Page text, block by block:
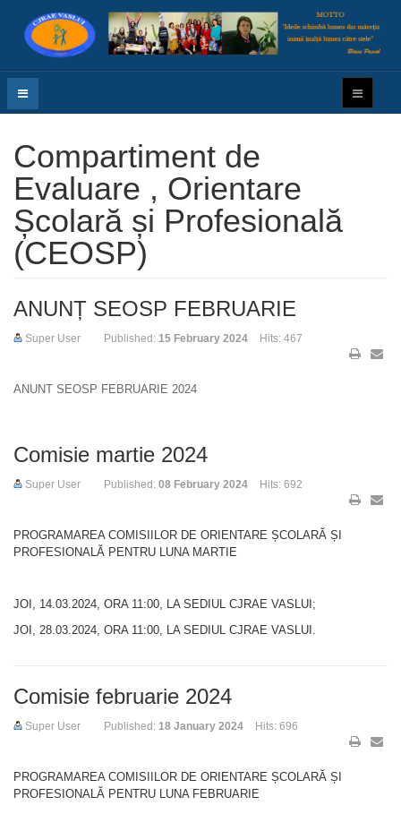
Compartiment de
Evaluare , Orientare
Școlară și Profesională
(CEOSP)
ANUNȚ SEOSP FEBRUARIE
Super User Published: 15 February 2024 Hits: 467
ANUNT SEOSP FEBRUARIE 2024
Comisie martie 2024
Super User Published: 08 February 2024 Hits: 692
PROGRAMAREA COMISIILOR DE ORIENTARE ȘCOLARĂ ȘI
PROFESIONALĂ PENTRU LUNA MARTIE
JOI, 14.03.2024, ORA 11:00, LA SEDIUL CJRAE VASLUI;
JOI, 28.03.2024, ORA 11:00, LA SEDIUL CJRAE VASLUI.
Comisie februarie 2024
Super User Published: 18 January 2024 Hits: 696
PROGRAMAREA COMISIILOR DE ORIENTARE ȘCOLARĂ ȘI
PROFESIONALĂ PENTRU LUNA FEBRUARIE